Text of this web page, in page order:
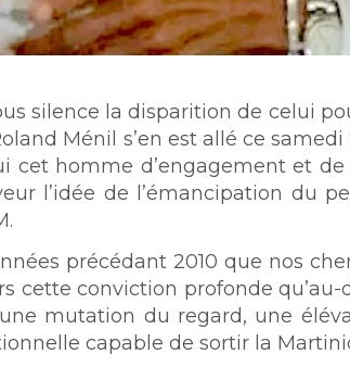
silence la disparition de celui
Ménil s’en est allé ce
cet homme d’engagement et
l’idée de l’émancipation du
précédant 2010 que nos
cette conviction profonde
mutation du regard, une
capable de sortir la